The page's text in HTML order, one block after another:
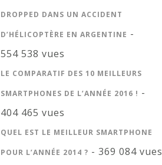
DROPPED DANS UN ACCIDENT
D’HÉLICOPTÈRE EN ARGENTINE -
554 538 vues
LE COMPARATIF DES 10 MEILLEURS
SMARTPHONES DE L’ANNÉE 2016 ! -
404 465 vues
QUEL EST LE MEILLEUR SMARTPHONE
POUR L’ANNÉE 2014 ? - 369 084 vues